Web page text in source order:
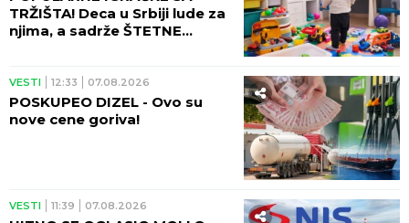
TRŽIŠTA! Deca u Srbiji lude za
njima, a sadrže ŠTETNE
VESTI 12:33 07.08.2026
POSKUPEO DIZEL - Ovo su
nove cene goriva!
VESTI 11:39 07.08.2026